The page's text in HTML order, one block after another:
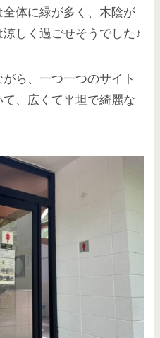
体に緑が多く、木陰が
しく過ごせそうでした♪
ら、一つ一つのサイト
、広くて平坦で綺麗な